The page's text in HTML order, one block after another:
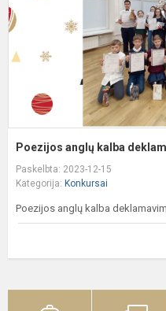
Poezijos anglų kalba
Paskelbta: 2023-12-15
Kategorija: Konkursai
Poezijos anglų kalba